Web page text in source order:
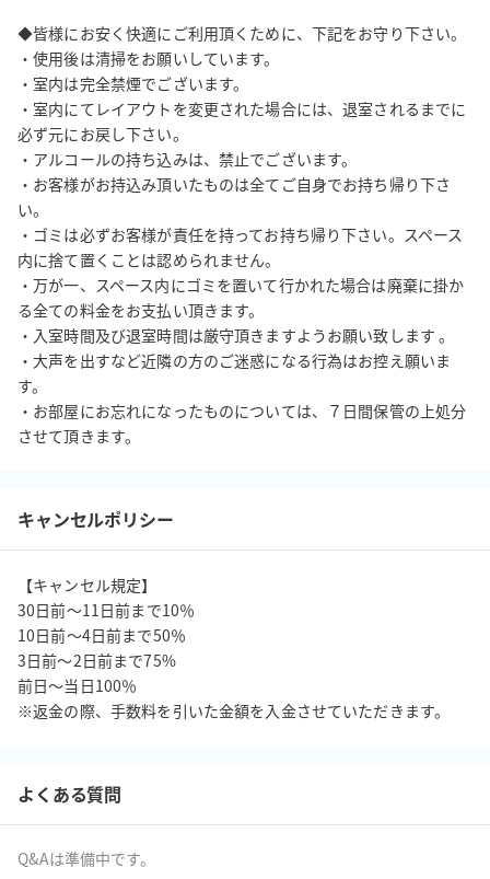
レイアウト例等を分かりやすく、お部屋に掲載致しました。
■施設について■
14階なので、眺めがおススメ！
川崎駅アゼリア３６番出口から徒歩4分の立地で、大変便利です！
会議セミナー、レッスン・ボードゲームなど幅広い用途でご利用
可能です。
ホワイトボード、PC接続用のモニタ、文具類等会議に必要なもの
は取り揃えております！
モニタへの接続用にHDMIケーブル(モニタ常時接続)とHDMI-VGA
変換ケーブル(文具棚に収納)を用意しております。
■無料Wi-Fi設置■無料での提供とさせていただいております為、接
続はご自身の責任においてお願いいたします。
※ID：PASSは別途お送りする予約メールにてご案内いたします。
◆皆様にお安く快適にご利用頂くために、下記をお守り下さい。
・使用後は清掃をお願いしています。
・室内は完全禁煙でございます。
・室内にてレイアウトを変更された場合には、退室されるまでに
必ず元にお戻し下さい。
・アルコールの持ち込みは、禁止でございます。
・お客様がお持込み頂いたものは全てご自身でお持ち帰り下さ
い。
・ゴミは必ずお客様が責任を持ってお持ち帰り下さい。スペース
内に捨て置くことは認められません。
・万が一、スペース内にゴミを置いて行かれた場合は廃棄に掛か
る全ての料金をお支払い頂きます。
・入室時間及び退室時間は厳守頂きますようお願い致します 。
・大声を出すなど近隣の方のご迷惑になる行為はお控え願いま
す。
・お部屋にお忘れになったものについては、７日間保管の上処分
させて頂きます。
キャンセルポリシー
【キャンセル規定】
30日前〜11日前まで10％
10日前〜4日前まで50％
3日前〜2日前まで75%
前日〜当日100％
※返金の際、手数料を引いた金額を入金させていただきます。
よくある質問
Q&Aは準備中です。